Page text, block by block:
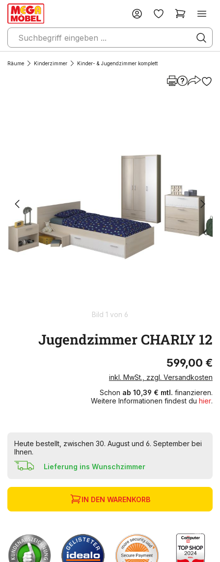
Räume Kinderzimmer Kinder- & Jugendzimmer komplett
Bild 1 von 6
Jugendzimmer CHARLY 12
599,00 €
inkl. MwSt., zzgl. Versandkosten
Schon ab 10,39 € mtl. finanzieren.
Weitere Informationen findest du hier.
Heute bestellt, zwischen 30. August und 6. September bei
Ihnen.
Lieferung ins Wunschzimmer
IN DEN WARENKORB